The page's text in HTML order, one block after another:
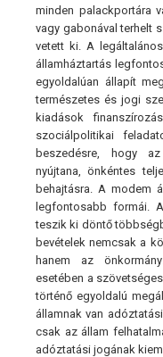
minden palackportára
vagy gabonával terhelt
vetett ki. A
államháztartás
egyoldalúan állapít
természetes és jogi
kiadások
szociálpolitikai
beszedésre, hogy
nyújtana, önkéntes
behajtásra. A modem
legfontosabb formái.
teszik ki döntő
bevételek nemcsak a
hanem az
esetében a
történő egyoldalú
államnak van
csak az állam
adóztatási jogának